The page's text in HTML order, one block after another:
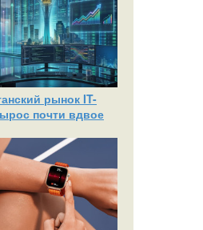
рынок IT-
почти вдвое